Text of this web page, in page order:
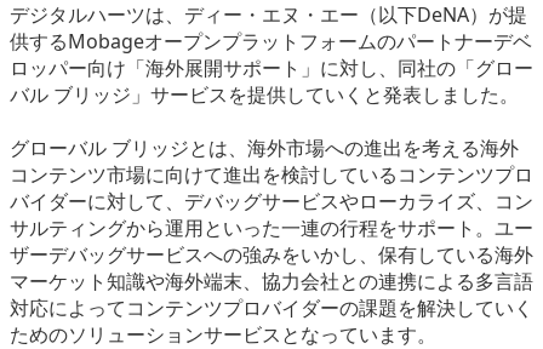
イベント/セミナー
eスポーツ
デジタルハーツは、ディー・エヌ・エー（以下DeNA）が提
供するMobageオープンプラットフォームのパートナーデベ
ロッパー向け「海外展開サポート」に対し、同社の「グロー
バル ブリッジ」サービスを提供していくと発表しました。
グローバル ブリッジとは、海外市場への進出を考える海外
コンテンツ市場に向けて進出を検討しているコンテンツプロ
バイダーに対して、デバッグサービスやローカライズ、コン
サルティングから運用といった一連の行程をサポート。ユー
ザーデバッグサービスへの強みをいかし、保有している海外
マーケット知識や海外端末、協力会社との連携による多言語
対応によってコンテンツプロバイダーの課題を解決していく
ためのソリューションサービスとなっています。